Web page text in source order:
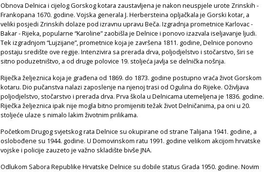
Obnova Delnica i cijelog Gorskog kotara zaustavljena je nakon neuspjele urote Zrinskih -
Frankopana 1670. godine. Vojska generala J. Herbersteina opljačkala je Gorski kotar, a
veliki posjedi Zrinskih dolaze pod izravnu upravu Beča. Izgradnja prometnice Karlovac -
Bakar - Rijeka, popularne “Karoline” zaobišla je Delnice i ponovo izazvala iseljavanje ljudi.
Tek izgradnjom “Lujzijane”, prometnice koja je završena 1811. godine, Delnice ponovno
postaju središte ove regije. Intenzivira sa prerada drva, poljodjelstvo i stočarstvo, širi se
sitno poduzetništvo, a od druge polovice 19. stoljeća javlja se delnička nošnja.
Riječka željeznica koja je građena od 1869. do 1873. godine postupno vraća život Gorskom
kotaru. Dio pučanstva nalazi zaposlenje na njenoj trasi od Ogulina do Rijeke. Oživljava
poljodjelstvo, stočarstvo i prerada drva. Prva škola u Delnicama utemeljena je 1836. godine.
Riječka željeznica ipak nije mogla bitno promijeniti težak život Delničanima, pa oni u 20.
stoljeće ulaze s nimalo lakim životnim prilikama.
Početkom Drugog svjetskog rata Delnice su okupirane od strane Talijana 1941. godine, a
oslobođene su 1944. godine. U Domovinskom ratu 1991. godine velikom akcijom hrvatske
vojske i policije zauzeto je važno skladište bivše JNA.
Odlukom Sabora Republike Hrvatske Delnice su dobile status Grada 1950. godine. Novim